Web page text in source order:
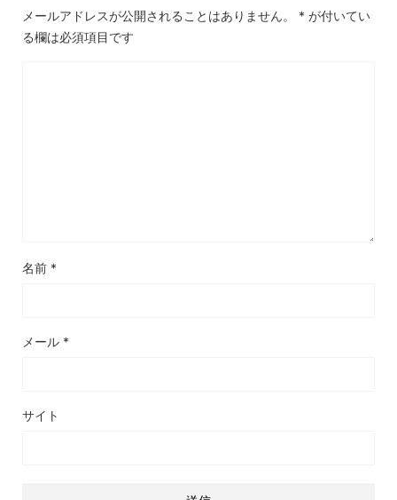
メールアドレスが公開されることはありません。 * が付いてい
る欄は必須項目です
名前 *
メール *
サイト